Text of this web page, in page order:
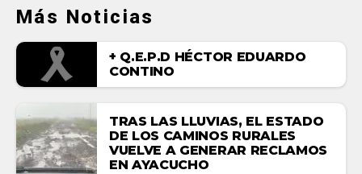
Más Noticias
+ Q.E.P.D HÉCTOR EDUARDO
CONTINO
TRAS LAS LLUVIAS, EL ESTADO
DE LOS CAMINOS RURALES
VUELVE A GENERAR RECLAMOS
EN AYACUCHO